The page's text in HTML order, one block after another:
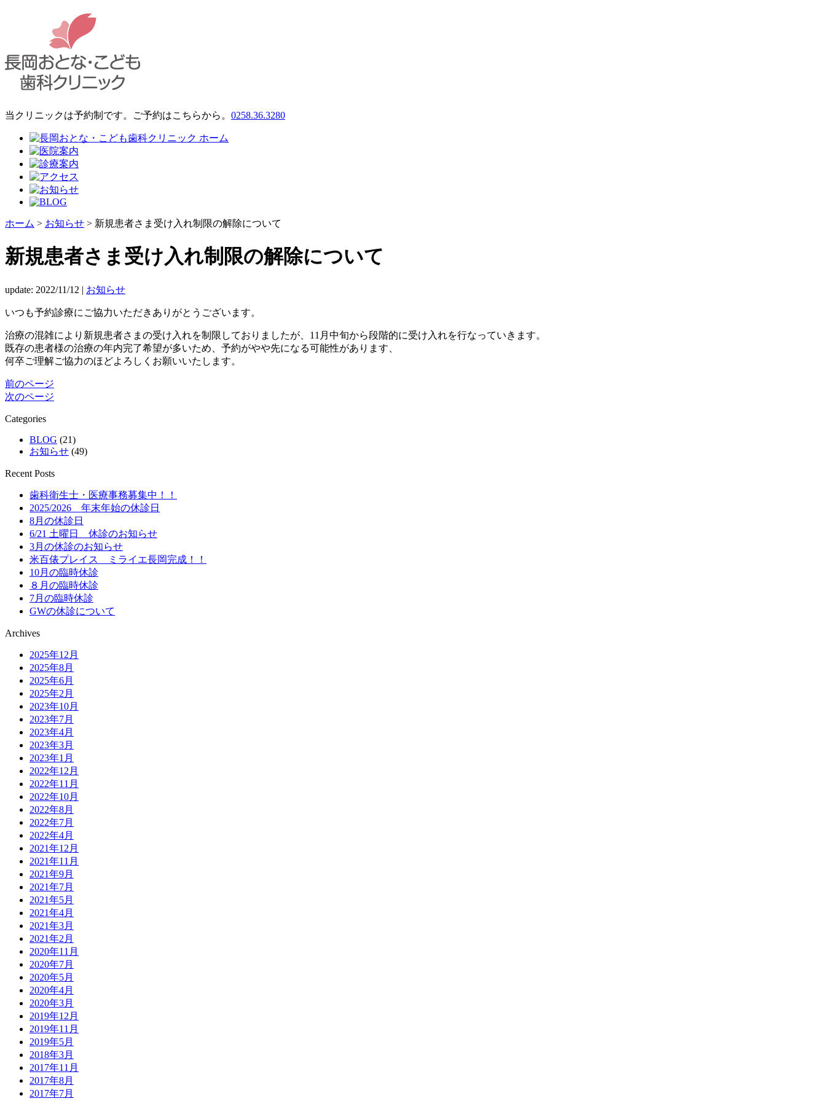
当クリニックは予約制です。ご予約はこちらから。 0258.36.3280
ホーム > お知らせ > 新規患者さま受け入れ制限の解除について
新規患者さま受け入れ制限の解除について
update: 2022/11/12 | お知らせ
いつも予約診療にご協力いただきありがとうございます。
治療の混雑により新規患者さまの受け入れを制限しておりましたが、11月中旬から段階的に受け入れを行なっていきます。
既存の患者様の治療の年内完了希望が多いため、予約がやや先になる可能性があります、
何卒ご理解ご協力のほどよろしくお願いいたします。
前のページ
次のページ
Categories
BLOG (21)
お知らせ (49)
Recent Posts
歯科衛生士・医療事務募集中！！
2025/2026 年末年始の休診日
8月の休診日
6/21 土曜日 休診のお知らせ
3月の休診のお知らせ
米百俵プレイス ミライエ長岡完成！！
10月の臨時休診
８月の臨時休診
7月の臨時休診
GWの休診について
Archives
2025年12月
2025年8月
2025年6月
2025年2月
2023年10月
2023年7月
2023年4月
2023年3月
2023年1月
2022年12月
2022年11月
2022年10月
2022年8月
2022年7月
2022年4月
2021年12月
2021年11月
2021年9月
2021年7月
2021年5月
2021年4月
2021年3月
2021年2月
2020年11月
2020年7月
2020年5月
2020年4月
2020年3月
2019年12月
2019年11月
2019年5月
2018年3月
2017年11月
2017年8月
2017年7月